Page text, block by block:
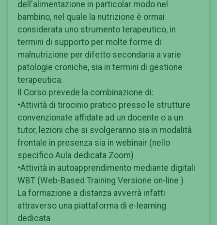
dell'alimentazione in particolar modo nel
bambino, nel quale la nutrizione è ormai
considerata uno strumento terapeutico, in
termini di supporto per molte forme di
malnutrizione per difetto secondaria a varie
patologie croniche, sia in termini di gestione
terapeutica.
Il Corso prevede la combinazione di:
•Attività di tirocinio pratico presso le strutture
convenzionate affidate ad un docente o a un
tutor, lezioni che si svolgeranno sia in modalità
frontale in presenza sia in webinair (nello
specifico Aula dedicata Zoom)
•Attività in autoapprendimento mediante digitali
WBT (Web-Based Training Versione on-line )
La formazione a distanza avverrà infatti
attraverso una piattaforma di e-learning
dedicata